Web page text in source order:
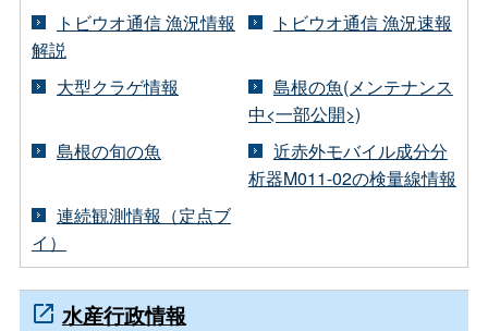
トビウオ通信 漁況情報
解説
トビウオ通信 漁況速報
大型クラゲ情報
島根の魚(メンテナンス
中<一部公開>)
島根の旬の魚
近赤外モバイル成分分
析器M011-02の検量線情報
連続観測情報（定点ブ
イ）
水産行政情報